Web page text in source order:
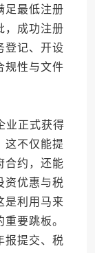
足最低注册
，成功注册
登记、开设
规性与文件
正式获得
这不仅能提
合约，还能
资优惠与税
是利用马来
要跳板。
报提交、税